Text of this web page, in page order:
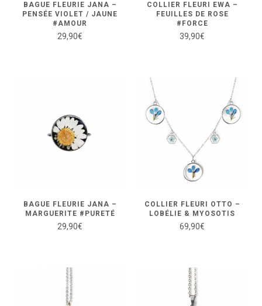
BAGUE FLEURIE JANA –
PENSÉE VIOLET / JAUNE
#AMOUR
29,90€
COLLIER FLEURI EWA –
FEUILLES DE ROSE
#FORCE
39,90€
BAGUE FLEURIE JANA –
MARGUERITE #PURETÉ
29,90€
COLLIER FLEURI OTTO –
LOBÉLIE & MYOSOTIS
69,90€